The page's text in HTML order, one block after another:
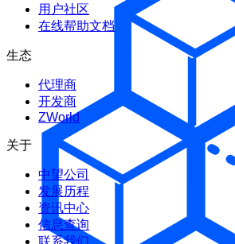
用户社区
在线帮助文档
生态
代理商
开发商
ZWorld
关于
中望公司
发展历程
资讯中心
信息查询
联系我们